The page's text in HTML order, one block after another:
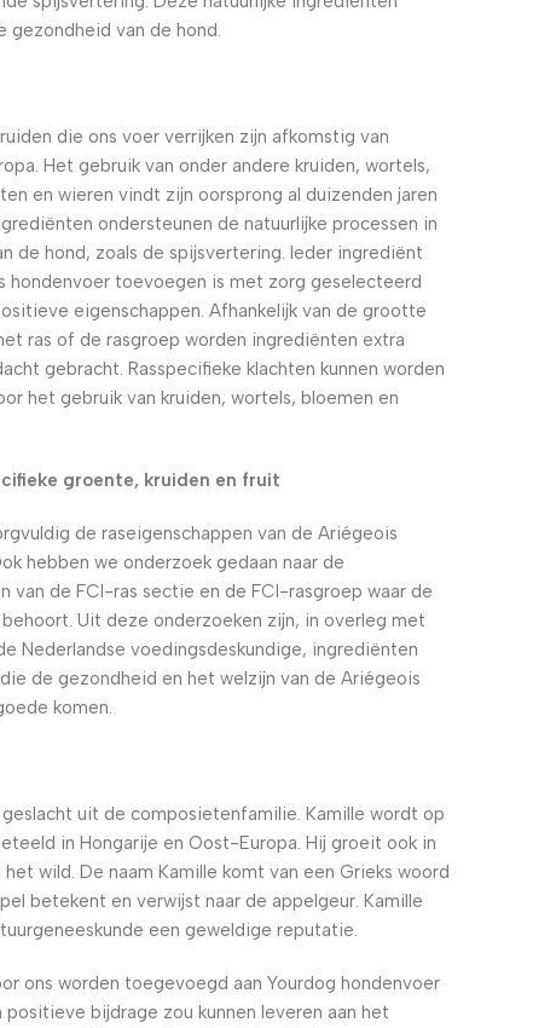
gezondheid van de hond.
die ons voer verrijken zijn afkomstig van
Het gebruik van onder andere kruiden, wortels,
en wieren vindt zijn oorsprong al duizenden jaren
ondersteunen de natuurlijke processen in
de hond, zoals de spijsvertering. Ieder ingrediënt
hondenvoer toevoegen is met zorg geselecteerd
eigenschappen. Afhankelijk van de grootte
ras of de rasgroep worden ingrediënten extra
gebracht. Rasspecifieke klachten kunnen worden
het gebruik van kruiden, wortels, bloemen en
groente, kruiden en fruit
de raseigenschappen van de Ariégeois
hebben we onderzoek gedaan naar de
van de FCI-ras sectie en de FCI-rasgroep waar de
Uit deze onderzoeken zijn, in overleg met
Nederlandse voedingsdeskundige, ingrediënten
de gezondheid en het welzijn van de Ariégeois
komen.
geslacht uit de composietenfamilie. Kamille wordt op
in Hongarije en Oost-Europa. Hij groeit ook in
het wild. De naam Kamille komt van een Grieks woord
betekent en verwijst naar de appelgeur. Kamille
een geweldige reputatie.
ons worden toegevoegd aan Yourdog hondenvoer
bijdrage zou kunnen leveren aan het